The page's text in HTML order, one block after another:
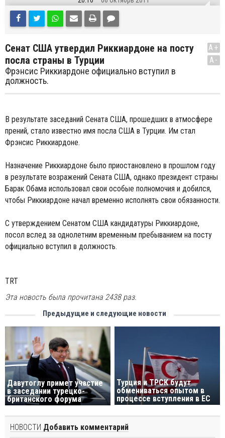
Сенат США утвердил Риккиардоне на посту
посла страны в Турции
Фрэнсис Риккиардоне официально вступил в
должность.
A+
A-
В результате заседаний Сената США, прошедших в атмосфере
прений, стало известно имя посла США в Турции. Им стал
Фрэнсис Риккиардоне.
Назначение Риккиардоне было приостановлено в прошлом году
в результате возражений Сената США, однако президент страны
Барак Обама использовал свои особые полномочия и добился,
чтобы Риккиардоне начал временно исполнять свои обязанности.
С утверждением Сенатом США кандидатуры Риккиардоне,
посол вслед за однолетним временным пребыванием на посту
официально вступил в должность.
TRT
Эта новость была прочитана 2438 раз.
Предыдущие и следующие новости
Давутоглу примет участие
в заседании турецко-
британского форума
Турция и ТРСК будут
обмениваться опытом в
процессе вступления в ЕС
НОВОСТИ Добавить комментарий